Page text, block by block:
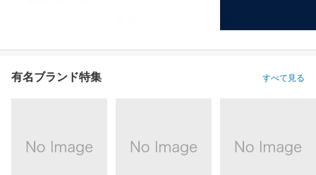
有名ブランド特集 すべて見る